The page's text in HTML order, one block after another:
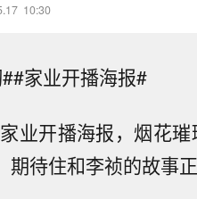
10:30
家业开播海报#
业开播海报，烟花璀
待住和李祯的故事正